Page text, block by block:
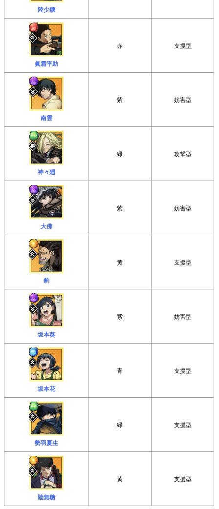
陸少糖
眞霜平助
赤 支援型
南雲
紫 妨害型
神々廻
緑 攻撃型
大佛
紫 妨害型
豹
黄 支援型
坂本葵
紫 妨害型
坂本花
青 支援型
勢羽夏生
緑 支援型
陸無糖
黄 支援型